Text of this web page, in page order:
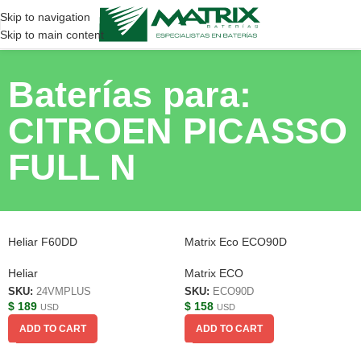
Skip to navigation
Skip to main content
Baterías para:
CITROEN PICASSO
FULL N
Heliar F60DD
Heliar
SKU: 24VMPLUS
$ 189 USD
ADD TO CART
Matrix Eco ECO90D
Matrix ECO
SKU: ECO90D
$ 158 USD
ADD TO CART